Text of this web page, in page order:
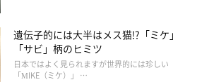
遺伝子的には大半はメス猫!?「ミケ」
「サビ」柄のヒミツ
日本ではよく見られますが世界的には珍しい
「MIKE（ミケ）」 …